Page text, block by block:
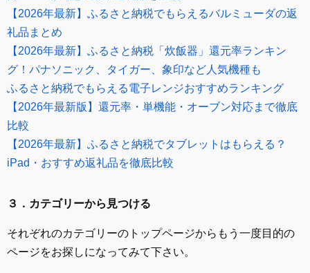
【2026年最新】ふるさと納税でもらえるバルミューダの返
礼品まとめ
【2026年最新】ふるさと納税「炊飯器」還元率ランキン
グ！パナソニック、タイガー、象印など人気機種も
ふるさと納税でもらえる電子レンジおすすめランキング
【2026年最新版】還元率・単機能・オーブン対応まで徹底
比較
【2026年最新】ふるさと納税でタブレットはもらえる？
iPad・おすすめ返礼品を徹底比較
３．カテゴリーから見つける
それぞれのカテゴリーのトップページからもう一度目的の
ページをお探しになってみて下さい。